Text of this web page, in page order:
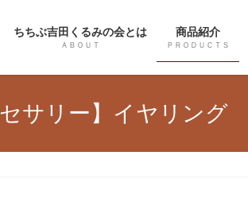
ちちぶ吉田くるみの会とは
ＡＢＯＵＴ
商品紹介
ＰＲＯＤＵＣＴＳ
サリー】イヤリング